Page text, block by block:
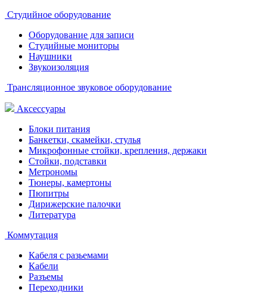
Студийное оборудование
Оборудование для записи
Студийные мониторы
Наушники
Звукоизоляция
Трансляционное звуковое оборудование
Аксессуары
Блоки питания
Банкетки, скамейки, стулья
Микрофонные стойки, крепления, держаки
Стойки, подставки
Метрономы
Тюнеры, камертоны
Пюпитры
Дирижерские палочки
Литература
Коммутация
Кабеля с разьемами
Кабели
Разъемы
Переходники